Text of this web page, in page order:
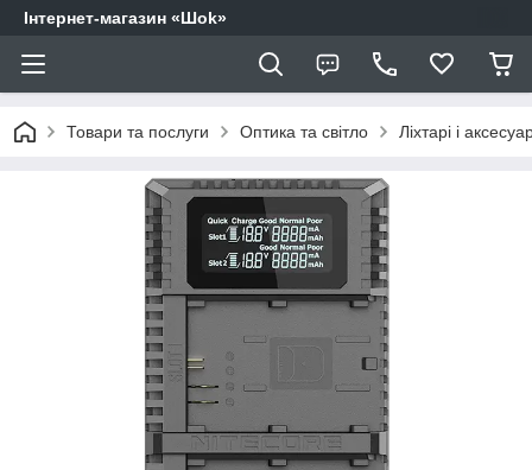
Інтернет-магазин «Шоk»
Товари та послуги Оптика та світло Ліхтарі і